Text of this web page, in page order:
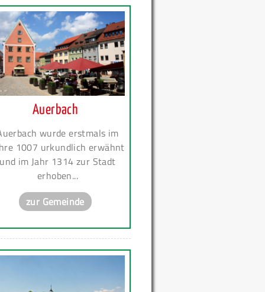
Auerbach
wurde erstmals im
1007 urkundlich erwähnt
und im Jahr 1314 zur Stadt
erhoben...
zur Gemeinde